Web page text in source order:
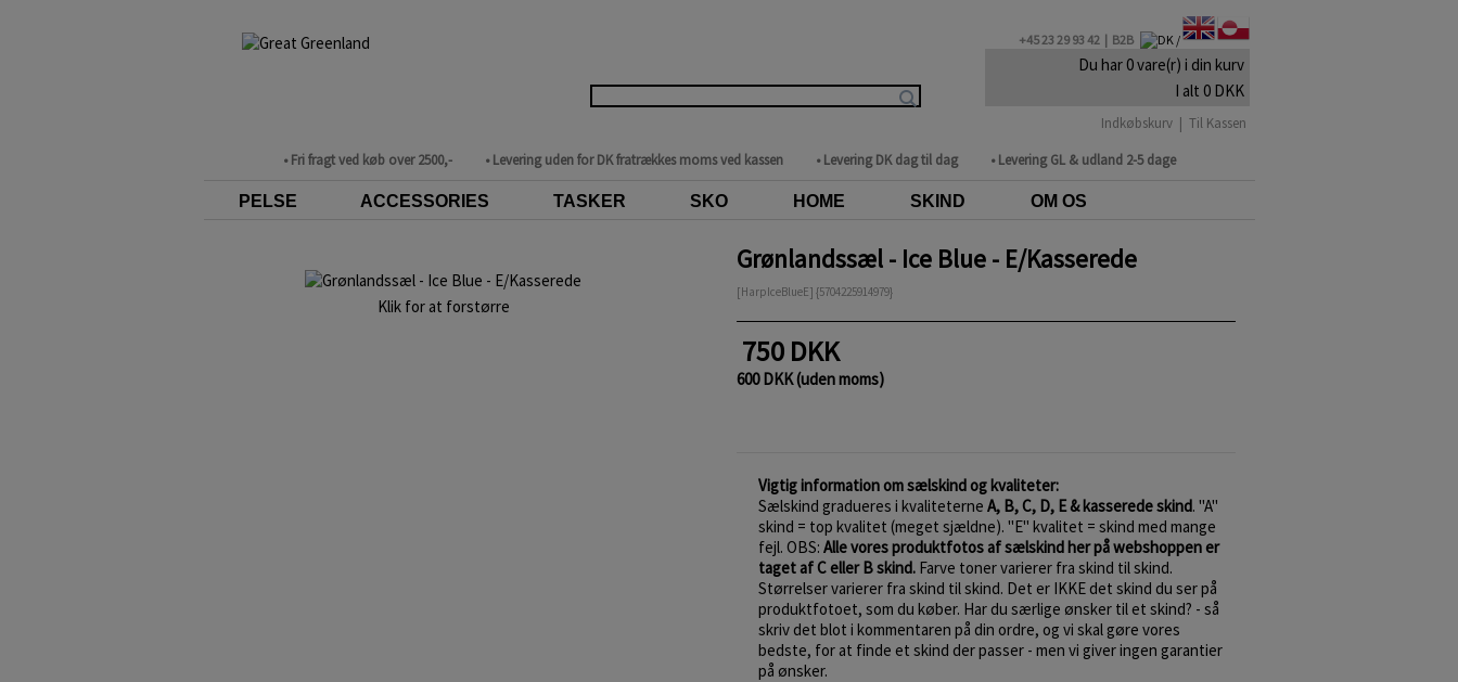
Du har 0 vare(r) i din kurv
I alt 0 DKK
Indkøbskurv | Til Kassen
+45 23 29 93 42 | B2B
• Fri fragt ved køb over 2500,- • Levering uden for DK fratrækkes moms ved kassen • Levering DK dag til dag • Levering GL & udland 2-5 dage
PELSE ACCESSORIES TASKER SKO HOME SKIND OM OS
Grønlandssæl - Ice Blue - E/Kasserede
[HarpIceBlueE] {5704225914979}
750 DKK
600 DKK (uden moms)
Vigtig information om sælskind og kvaliteter:
Sælskind gradueres i kvaliteterne A, B, C, D, E & kasserede skind. "A"
skind = top kvalitet (meget sjældne). "E" kvalitet = skind med mange
fejl. OBS: Alle vores produktfotos af sælskind her på webshoppen er
taget af C eller B skind.Farve toner varierer fra skind til skind.
Størrelser varierer fra skind til skind. Det er IKKE det skind du ser på
produktfotoet, som du køber. Har du særlige ønsker til et skind? - så
skriv det blot i kommentaren på din ordre, og vi skal gøre vores
bedste, for at finde et skind der passer - men vi giver ingen garantier
på ønsker.
Klik for at forstørre